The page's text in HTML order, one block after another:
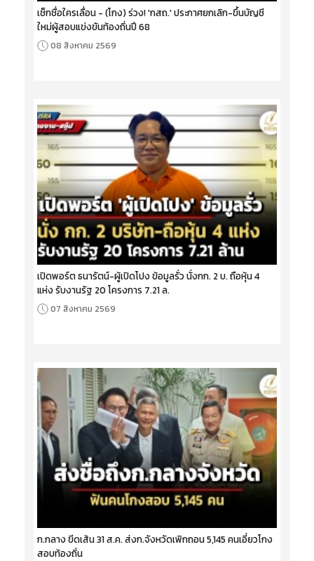
เช็กชื่อใครเลื่อน - (โกง) ร่วง! 'กสถ.' ประกาศยกเลิก-ขึ้นบัญชี
ใหม่ผู้สอบแข่งขันท้องถิ่นปี 68
08 สิงหาคม 2569
เปิดพอร์ต ธนารัตน์-ผู้เปิดโปง ข้อมูลรั่ว นั่งกก. 2 บ. ถือหุ้น 4
แห่ง รับงานรัฐ 20 โครงการ 7.21 ล.
07 สิงหาคม 2569
ก.กลาง ขีดเส้น 31 ส.ค. ส่งก.จังหวัดเพิกถอน 5,145 คนเอี่ยวโกง
สอบท้องถิ่น